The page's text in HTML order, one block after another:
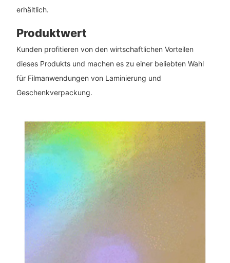
erhältlich.
Produktwert
Kunden profitieren von den wirtschaftlichen Vorteilen
dieses Produkts und machen es zu einer beliebten Wahl
für Filmanwendungen von Laminierung und
Geschenkverpackung.